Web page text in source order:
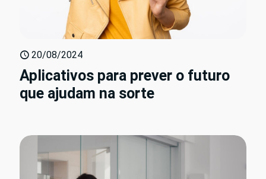
20/08/2024
Aplicativos para prever o futuro
que ajudam na sorte